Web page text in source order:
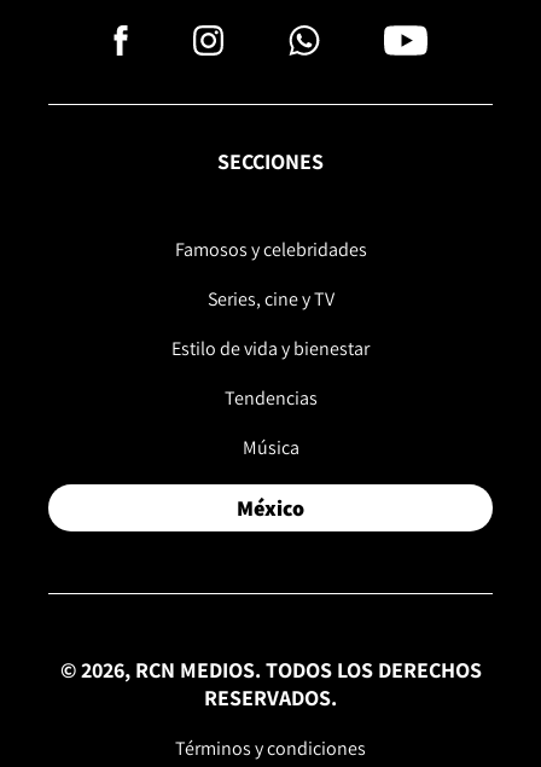
SECCIONES
Famosos y celebridades
Series, cine y TV
Estilo de vida y bienestar
Tendencias
Música
México
© 2026, RCN MEDIOS. TODOS LOS DERECHOS
RESERVADOS.
Términos y condiciones